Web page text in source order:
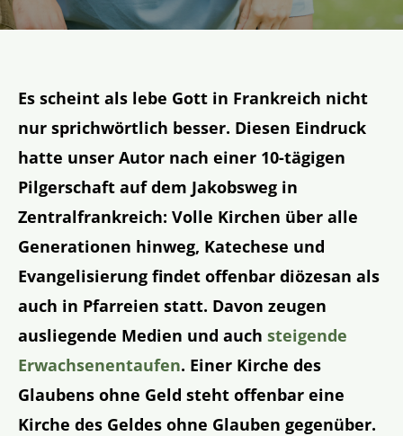
Es scheint als lebe Gott in Frankreich nicht
nur sprichwörtlich besser. Diesen Eindruck
hatte unser Autor nach einer 10-tägigen
Pilgerschaft auf dem Jakobsweg in
Zentralfrankreich: Volle Kirchen über alle
Generationen hinweg, Katechese und
Evangelisierung findet offenbar diözesan als
auch in Pfarreien statt. Davon zeugen
ausliegende Medien und auch steigende
Erwachsenentaufen. Einer Kirche des
Glaubens ohne Geld steht offenbar eine
Kirche des Geldes ohne Glauben gegenüber.